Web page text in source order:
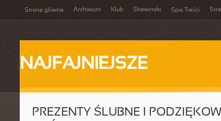
Strona główna Archiwum Klub Skawinski Spis Treści
NAJFAJNIEJSZE
PREZENTY ŚLUBNE I